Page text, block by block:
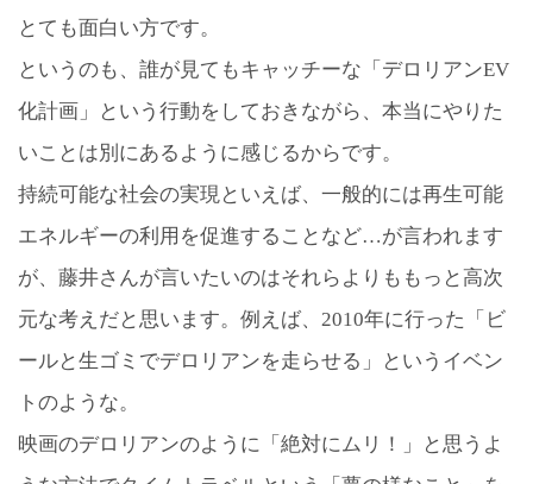
とても面白い方です。
というのも、誰が見てもキャッチーな「デロリアンEV
化計画」という行動をしておきながら、本当にやりた
いことは別にあるように感じるからです。
持続可能な社会の実現といえば、一般的には再生可能
エネルギーの利用を促進することなど…が言われます
が、藤井さんが言いたいのはそれらよりももっと高次
元な考えだと思います。例えば、2010年に行った「ビ
ールと生ゴミでデロリアンを走らせる」というイベン
トのような。
映画のデロリアンのように「絶対にムリ！」と思うよ